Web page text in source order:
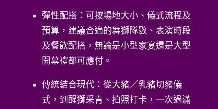
彈性配搭：可按場地大小、儀式流程及
預算，建議合適的舞獅隊數、表演時段
及餐飲配搭，無論是小型家宴還是大型
開幕禮都可應付。
傳統結合現代：從大豬／乳豬切豬儀
式，到醒獅采青、拍照打卡，一次過滿